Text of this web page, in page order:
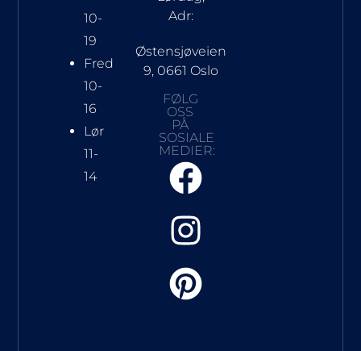
10-
19
Fred
10-
16
Lør
11-
14
Adr:
Østensjøveien
9, 0661 Oslo
FØLG
OSS
PÅ
SOSIALE
MEDIER: